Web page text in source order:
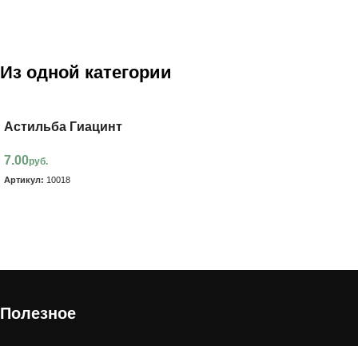
Из одной категории
Астильба Гиацинт
7.00руб.
Артикул: 10018
Полезное